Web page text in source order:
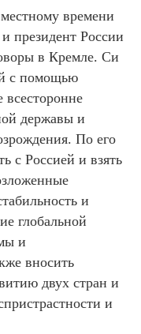
времени
президент России
в Кремле. Си
с помощью
всесторонне
державы и
По его
с Россией и взять
и
глобальной
и
вносить
двух стран и
и